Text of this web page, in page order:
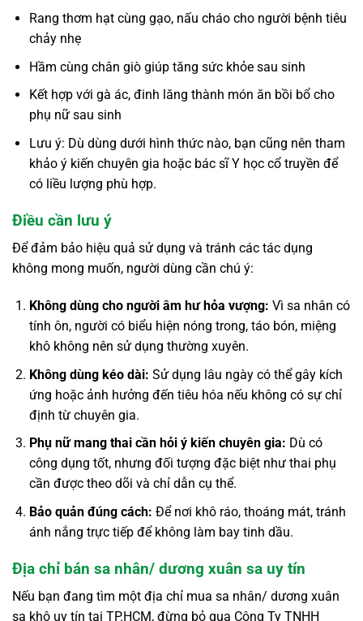
Rang thơm hạt cùng gạo, nấu cháo cho người bệnh tiêu
chảy nhẹ
Hầm cùng chân giò giúp tăng sức khỏe sau sinh
Kết hợp với gà ác, đinh lăng thành món ăn bồi bổ cho
phụ nữ sau sinh
Lưu ý: Dù dùng dưới hình thức nào, bạn cũng nên tham
khảo ý kiến chuyên gia hoặc bác sĩ Y học cổ truyền để
có liều lượng phù hợp.
Điều cần lưu ý
Để đảm bảo hiệu quả sử dụng và tránh các tác dụng
không mong muốn, người dùng cần chú ý:
Không dùng cho người âm hư hỏa vượng: Vì sa nhân có
tính ôn, người có biểu hiện nóng trong, táo bón, miệng
khô không nên sử dụng thường xuyên.
Không dùng kéo dài: Sử dụng lâu ngày có thể gây kích
ứng hoặc ảnh hưởng đến tiêu hóa nếu không có sự chỉ
định từ chuyên gia.
Phụ nữ mang thai cần hỏi ý kiến chuyên gia: Dù có
công dụng tốt, nhưng đối tượng đặc biệt như thai phụ
cần được theo dõi và chỉ dẫn cụ thể.
Bảo quản đúng cách: Để nơi khô ráo, thoáng mát, tránh
ánh nắng trực tiếp để không làm bay tinh dầu.
Địa chỉ bán sa nhân/ dương xuân sa uy tín
Nếu bạn đang tìm một địa chỉ mua sa nhân/ dương xuân
sa khô uy tín tại TP.HCM, đừng bỏ qua Công Ty TNHH